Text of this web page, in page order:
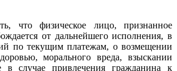
что физическое лицо, признанное
от дальнейшего исполнения, в
по текущим платежам, о возмещении
морального вреда, взыскании
в случае привлечения гражданина к